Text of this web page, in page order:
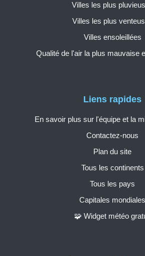
Liens rapides
En savoir plus sur l'équipe et la
Contactez-nous
Plan du site
Tous les continents
Tous les pays
Capitales mondiales
🧩 Widget météo
Villes les plus
Villes les plus
Villes ensoleillées
Qualité de l'air la plus mauvaise